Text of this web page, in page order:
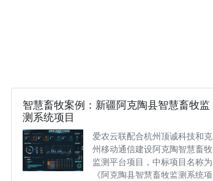
智慧畜牧案例：新疆阿克陶县智慧畜牧监
测系统项目
爱农云联配合杭州顶诚科技和克
州移动通信建设阿克陶智慧畜牧
监测平台项目，中标项目名称为
《阿克陶县智慧畜牧监测系统项